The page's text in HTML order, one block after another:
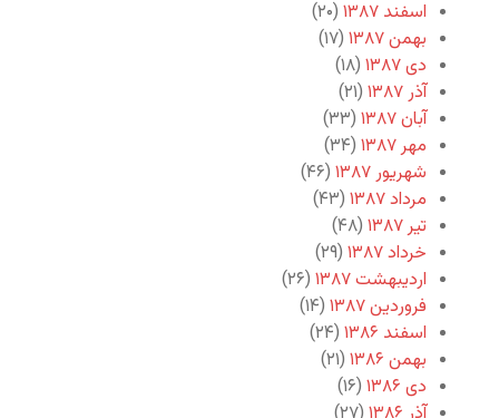
اسفند ۱۳۸۷
(۲۰)
بهمن ۱۳۸۷
(۱۷)
دی ۱۳۸۷
(۱۸)
آذر ۱۳۸۷
(۲۱)
آبان ۱۳۸۷
(۳۳)
مهر ۱۳۸۷
(۳۴)
شهریور ۱۳۸۷
(۴۶)
مرداد ۱۳۸۷
(۴۳)
تیر ۱۳۸۷
(۴۸)
خرداد ۱۳۸۷
(۲۹)
اردیبهشت ۱۳۸۷
(۲۶)
فروردین ۱۳۸۷
(۱۴)
اسفند ۱۳۸۶
(۲۴)
بهمن ۱۳۸۶
(۲۱)
دی ۱۳۸۶
(۱۶)